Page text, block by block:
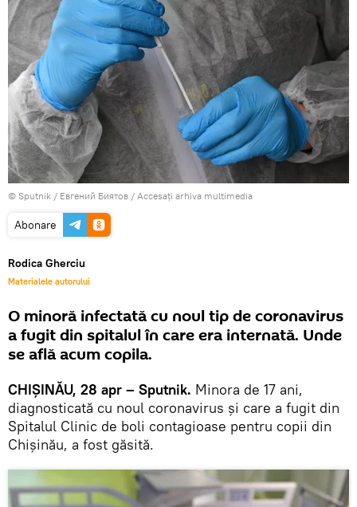
© Sputnik / Евгений Биятов / Accesați arhiva multimedia
Abonare
Rodica Gherciu
Materialele autorului
O minoră infectată cu noul tip de coronavirus
a fugit din spitalul în care era internată. Unde
se află acum copila.
CHIȘINĂU, 28 apr – Sputnik. Minora de 17 ani,
diagnosticată cu noul coronavirus și care a fugit din
Spitalul Clinic de boli contagioase pentru copii din
Chișinău, a fost găsită.